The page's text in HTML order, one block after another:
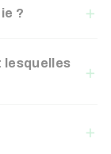
?
lesquelles